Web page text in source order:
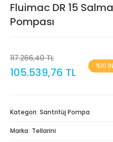
Fluimac DR 15
Pompası
117.266,40 TL
105.539,76 TL %10
Kategori Santrifüj Pompa
Marka Tellarini